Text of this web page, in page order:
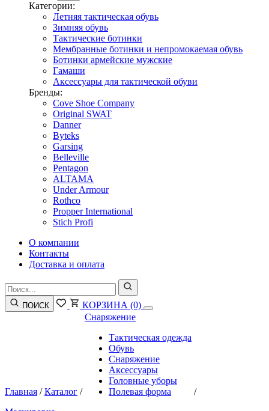
Категории:
Летняя тактическая обувь
Зимняя обувь
Тактические ботинки
Мембранные ботинки и непромокаемая обувь
Ботинки армейские мужские
Гамаши
Аксессуары для тактической обуви
Бренды:
Cove Shoe Company
Original SWAT
Danner
Byteks
Garsing
Belleville
Pentagon
ALTAMA
Under Armour
Rothco
Propper International
Stich Profi
О компании
Контакты
Доставка и оплата
ПОИСК КОРЗИНА (0)
Главная /Каталог /
Снаряжение
Тактическая одежда
Обувь
Снаряжение
Аксессуары
Головные уборы
Полевая форма
/